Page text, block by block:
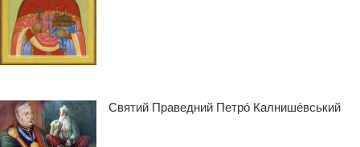
Святий Праведний Петро́ Калнише́вський